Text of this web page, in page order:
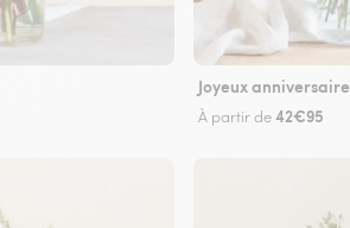
Joyeux anniversaire
À partir de42€95